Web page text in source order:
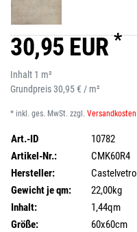
30,95 EUR *
Inhalt 1 m²
Grundpreis30,95 € / m²
* inkl. ges. MwSt. zzgl. Versandkosten
Art.-ID
10782
Artikel-Nr.:
CMK60R4
Hersteller:
Castelvetro
Gewicht je qm:
22,00kg
Inhalt:
1,44qm
Größe:
60x60cm